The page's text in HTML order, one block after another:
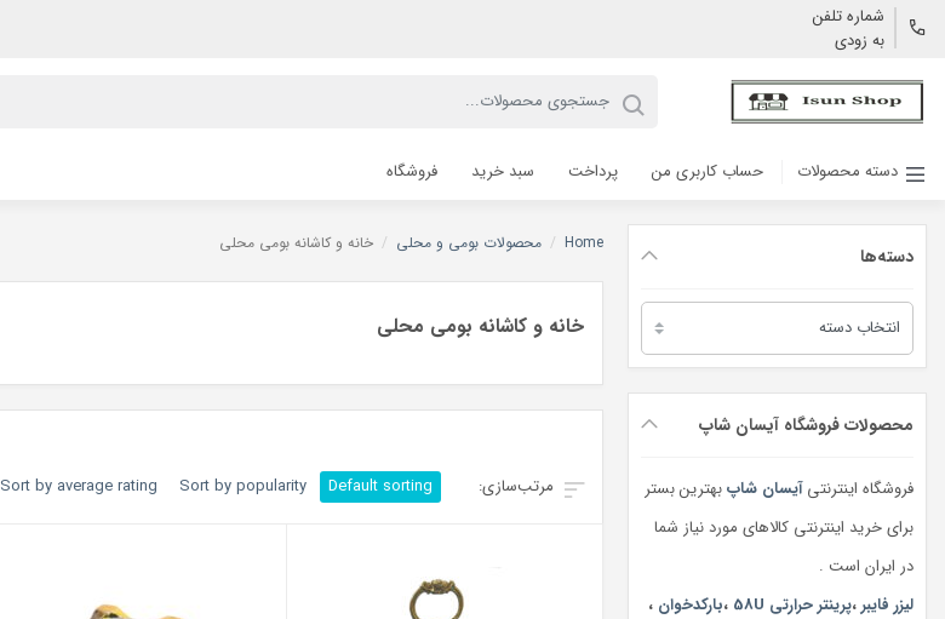
شماره تلفن
به زودی
دسته محصولات حساب کاربری من پرداخت سبد خرید فروشگاه
دسته‌ها
دسته‌ها
محصولات فروشگاه آیسان شاپ
فروشگاه اینترنتیآیسان شاپبهترین بستر
برای خرید اینترنتی کالاهای مورد نیاز شما
در ایران است .
لیزر فایبر،پرینتر حرارتی 58U ،بارکدخوان ،
Home
/ محصولات بومی و محلی / خانه و کاشانه بومی محلی
خانه و کاشانه بومی محلی
Default sorting
Sort by popularity
Sort by average rating